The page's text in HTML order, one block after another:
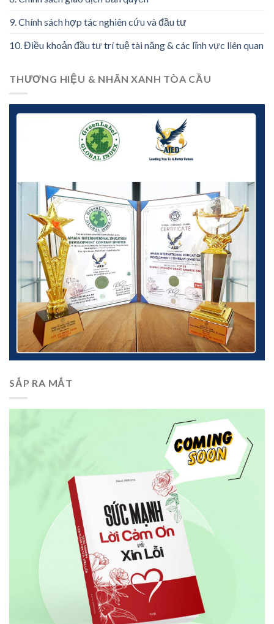
9. Chính sách hợp tác nghiên cứu và đầu tư
10. Điều khoản đầu tư trí tuệ tài năng & các lĩnh vực liên quan
THƯƠNG HIỆU & NHÃN XANH TÒA CẦU
SẮP RA MẮT